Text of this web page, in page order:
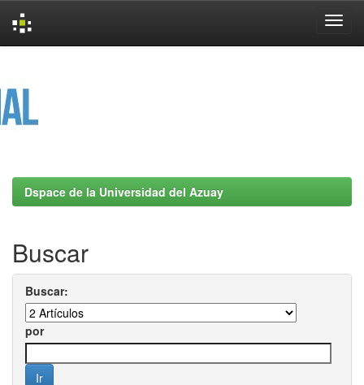
Dspace de la Universidad del Azuay
Buscar
Buscar:
por